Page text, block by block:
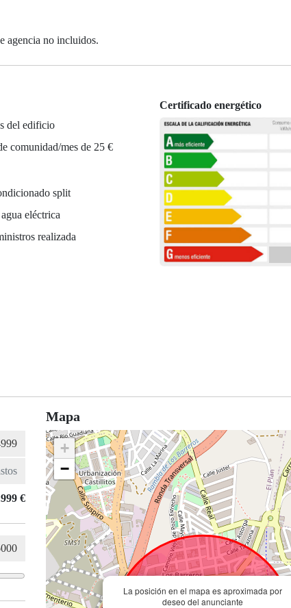
agencia no incluidos.
del edificio
comunidad/mes de 25 €
split
eléctrica
realizada
Certificado energético
€
Mapa
La posición en el mapa es aproximada por
deseo del anunciante
+
−